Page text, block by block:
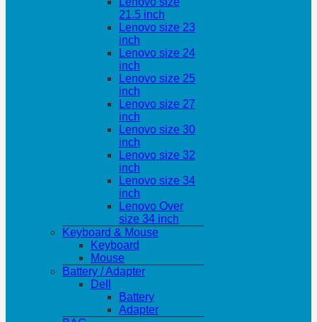
21.5 inch
Lenovo size 23
inch
Lenovo size 24
inch
Lenovo size 25
inch
Lenovo size 27
inch
Lenovo size 30
inch
Lenovo size 32
inch
Lenovo size 34
inch
Lenovo Over
size 34 inch
Keyboard & Mouse
Keyboard
Mouse
Battery / Adapter
Dell
Battery
Adapter